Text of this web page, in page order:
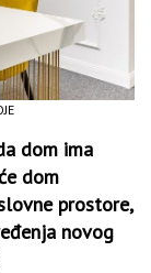
dom ima
dom
prostore,
novog